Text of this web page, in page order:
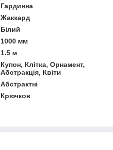
Гардинна
Жаккард
Білий
1000 мм
1.5 м
Купон, Клітка, Орнамент,
Абстракція, Квіти
Абстрактні
Крючков